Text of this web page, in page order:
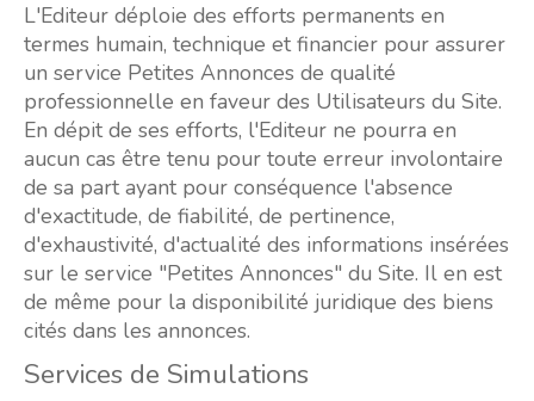
L'Editeur déploie des efforts permanents en
termes humain, technique et financier pour assurer
un service Petites Annonces de qualité
professionnelle en faveur des Utilisateurs du Site.
En dépit de ses efforts, l'Editeur ne pourra en
aucun cas être tenu pour toute erreur involontaire
de sa part ayant pour conséquence l'absence
d'exactitude, de fiabilité, de pertinence,
d'exhaustivité, d'actualité des informations insérées
sur le service "Petites Annonces" du Site. Il en est
de même pour la disponibilité juridique des biens
cités dans les annonces.
Services de Simulations